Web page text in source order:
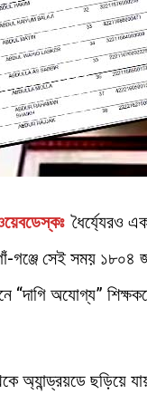
ধৈর্য্যেরও
গঞ্জে সেই সময় ১৮০৪
“দাগি অযোগ্য”
অ্যান্ড্রয়ডে ছড়িয়ে